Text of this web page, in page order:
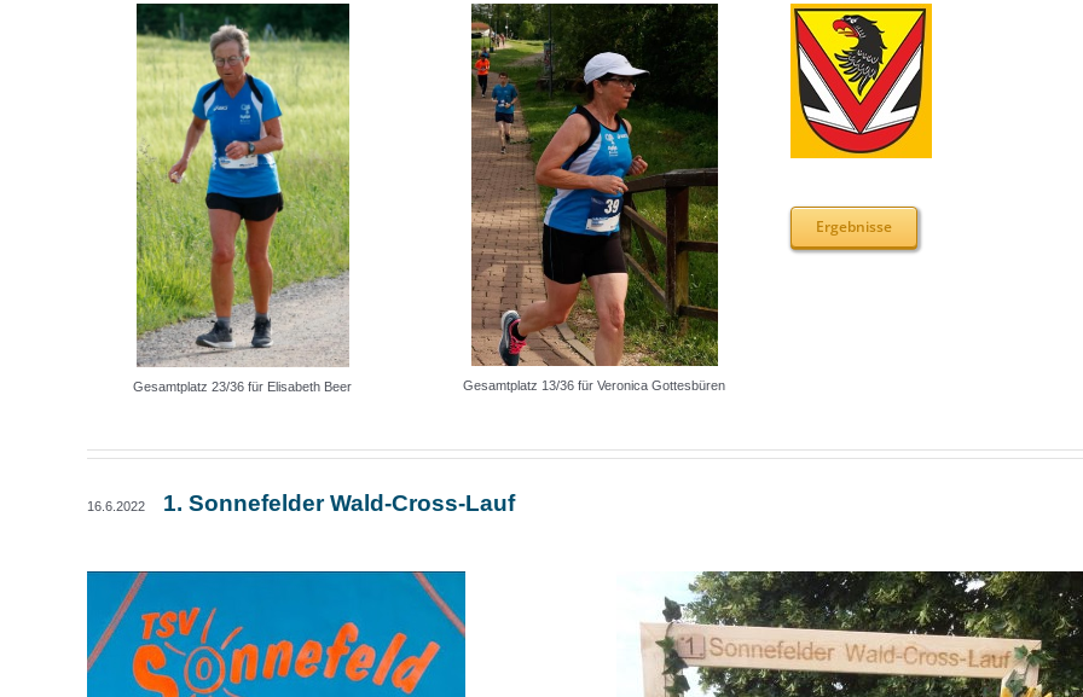
Gesamtplatz 23/36 für Elisabeth Beer Gesamtplatz 13/36 für Veronica Gottesbüren
Ergebnisse
16.6.2022 1. Sonnefelder Wald-Cross-Lauf